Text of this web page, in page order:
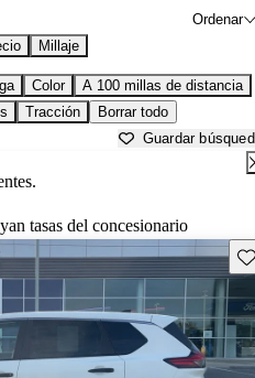
Ordenar
Millaje
Color
A 100 millas de distancia
Tracción Borrar todo
Guardar
tasas del concesionario